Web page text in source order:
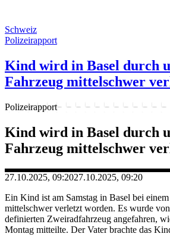
Schweiz
Polizeirapport
Kind wird in Basel durch
Fahrzeug mittelschwer
Polizeirapport
Kind wird in Basel durch
Fahrzeug mittelschwer
27.10.2025, 09:2027.10.2025, 09:20
Ein Kind ist am Samstag in Basel bei
mittelschwer verletzt worden. Es wurde
definierten Zweiradfahrzeug angefahren,
Montag mitteilte. Der Vater brachte das